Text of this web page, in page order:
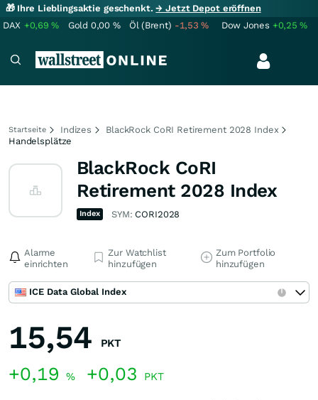
🎁 Ihre Lieblingsaktie geschenkt.→ Jetzt Depot eröffnen
DAX +0,69% Gold 0,00 % Öl (Brent) -1,53% Dow Jones +0,25%
Startseite Indizes
BlackRock CoRI Retirement 2028 Index
Handelsplätze
BlackRock CoRI
Retirement 2028 Index
Index SYM: CORI2028
Alarme
einrichten
Zur Watchlist
hinzufügen
Zum Portfolio
hinzufügen
ICE Data Global Index
15,54 PKT
+0,19 % +0,03 PKT